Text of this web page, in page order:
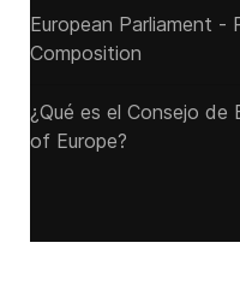
European Parliament -
Composition
¿Qué es el Consejo de
of Europe?